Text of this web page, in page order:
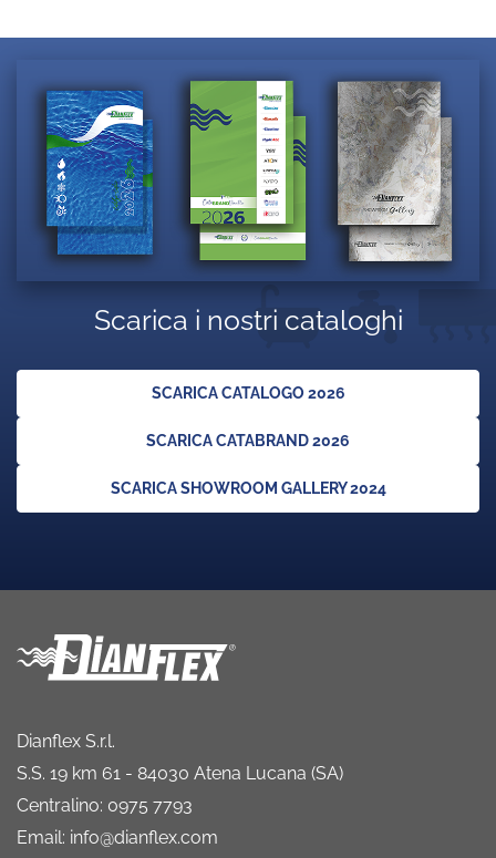
Scarica i nostri cataloghi
SCARICA CATALOGO 2026
SCARICA CATABRAND 2026
SCARICA SHOWROOM GALLERY 2024
Dianflex S.r.l.
S.S. 19 km 61 - 84030 Atena Lucana (SA)
Centralino: 0975 7793
Email: info@dianflex.com